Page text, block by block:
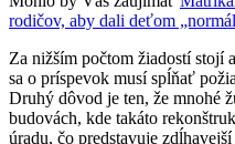
rodičov, aby dali deťom
Za nižším počtom žiadostí stojí
sa o príspevok musí spĺňať
Druhý dôvod je ten, že mnohé
budovách, kde takáto
úradu, čo predstavuje